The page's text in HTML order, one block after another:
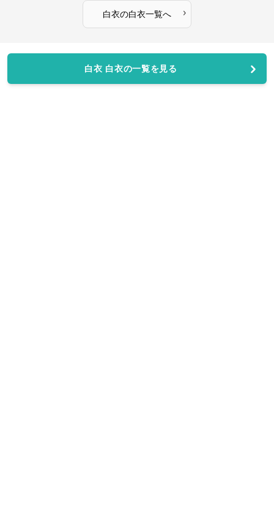
白衣の白衣一覧へ ›
白衣 白衣の一覧を見る